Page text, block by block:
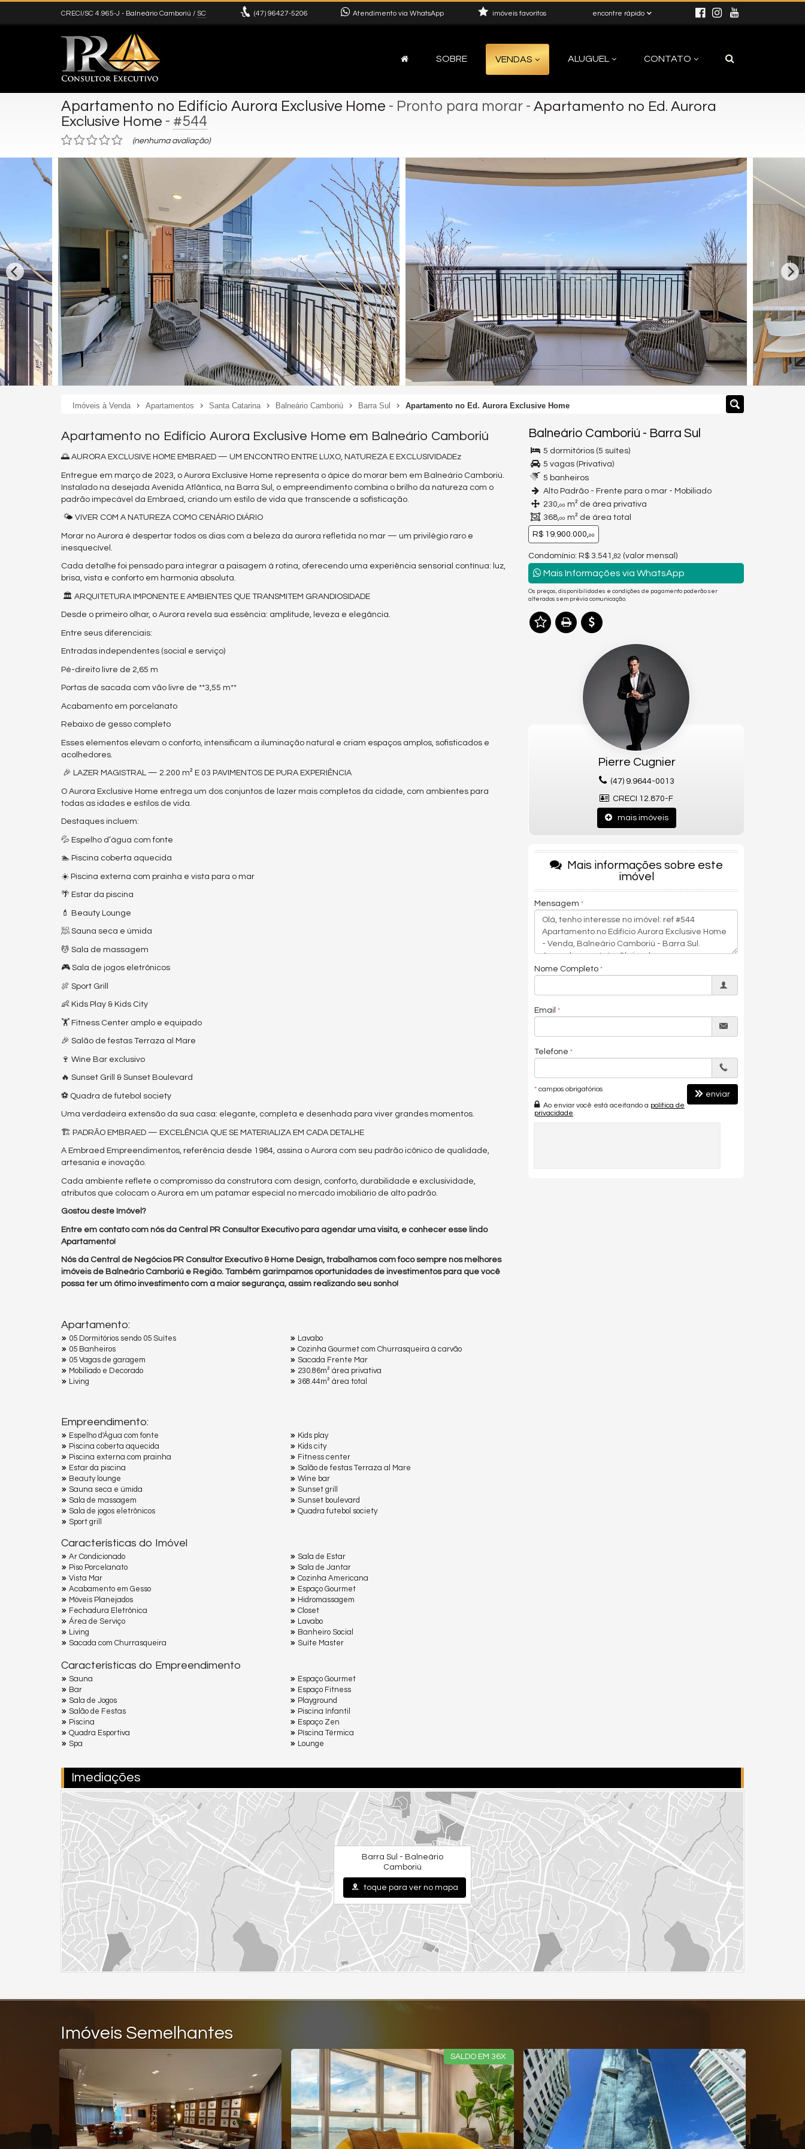
CRECI/SC 4.965-J - Balneário Camboriú / SC (47) 96427-5206 Atendimento via WhatsApp encontre rápido
imóveis favoritos
SOBRE VENDAS ALUGUEL CONTATO
Apartamento no Edifício Aurora Exclusive Home - Pronto para morar - Apartamento no Ed. Aurora
Exclusive Home - #544
(nenhuma avaliação)
Imóveis à Venda Apartamentos Santa Catarina Balneário Camboriú Barra Sul Apartamento no Ed. Aurora Exclusive Home
Apartamento no Edifício Aurora Exclusive Home em Balneário Camboriú
🌅 AURORA EXCLUSIVE HOME EMBRAED — UM ENCONTRO ENTRE LUXO, NATUREZA E EXCLUSIVIDADEz
Entregue em março de 2023, o Aurora Exclusive Home representa o ápice do morar bem em Balneário Camboriú.
Instalado na desejada Avenida Atlântica, na Barra Sul, o empreendimento combina o brilho da natureza com o
padrão impecável da Embraed, criando um estilo de vida que transcende a sofisticação.
🌤️ VIVER COM A NATUREZA COMO CENÁRIO DIÁRIO
Morar no Aurora é despertar todos os dias com a beleza da aurora refletida no mar — um privilégio raro e
inesquecível.
Cada detalhe foi pensado para integrar a paisagem à rotina, oferecendo uma experiência sensorial contínua: luz,
brisa, vista e conforto em harmonia absoluta.
🏛️ ARQUITETURA IMPONENTE E AMBIENTES QUE TRANSMITEM GRANDIOSIDADE
Desde o primeiro olhar, o Aurora revela sua essência: amplitude, leveza e elegância.
Entre seus diferenciais:
Entradas independentes (social e serviço)
Pé-direito livre de 2,65 m
Portas de sacada com vão livre de **3,55 m**
Acabamento em porcelanato
Rebaixo de gesso completo
Esses elementos elevam o conforto, intensificam a iluminação natural e criam espaços amplos, sofisticados e
acolhedores.
🎉 LAZER MAGISTRAL — 2.200 m² E 03 PAVIMENTOS DE PURA EXPERIÊNCIA
O Aurora Exclusive Home entrega um dos conjuntos de lazer mais completos da cidade, com ambientes para
todas as idades e estilos de vida.
Destaques incluem:
💦 Espelho d’água com fonte
🏊 Piscina coberta aquecida
☀️ Piscina externa com prainha e vista para o mar
🌴 Estar da piscina
💄 Beauty Lounge
🧖 Sauna seca e úmida
💆 Sala de massagem
🎮 Sala de jogos eletrônicos
🍖 Sport Grill
👶 Kids Play & Kids City
🏋️ Fitness Center amplo e equipado
🎉 Salão de festas Terraza al Mare
🍷 Wine Bar exclusivo
🔥 Sunset Grill & Sunset Boulevard
⚽ Quadra de futebol society
Uma verdadeira extensão da sua casa: elegante, completa e desenhada para viver grandes momentos.
🏗️ PADRÃO EMBRAED — EXCELÊNCIA QUE SE MATERIALIZA EM CADA DETALHE
A Embraed Empreendimentos, referência desde 1984, assina o Aurora com seu padrão icônico de qualidade,
artesania e inovação.
Cada ambiente reflete o compromisso da construtora com design, conforto, durabilidade e exclusividade,
atributos que colocam o Aurora em um patamar especial no mercado imobiliário de alto padrão.
Gostou deste Imóvel?
Entre em contato com nós da Central PR Consultor Executivo para agendar uma visita, e conhecer esse lindo
Apartamento!
Nós da Central de Negócios PR Consultor Executivo & Home Design, trabalhamos com foco sempre nos melhores
imóveis de Balneário Camboriú e Região. Também garimpamos oportunidades de investimentos para que você
possa ter um ótimo investimento com a maior segurança, assim realizando seu sonho!
Apartamento:
05 Dormitórios sendo 05 Suítes
05 Banheiros
05 Vagas de garagem
Mobiliado e Decorado
Living
Lavabo
Cozinha Gourmet com Churrasqueira à carvão
Sacada Frente Mar
230.86m² área privativa
368.44m² área total
Empreendimento:
Espelho d'Água com fonte
Piscina coberta aquecida
Piscina externa com prainha
Estar da piscina
Beauty lounge
Sauna seca e úmida
Sala de massagem
Sala de jogos eletrônicos
Sport grill
Kids play
Kids city
Fitness center
Salão de festas Terraza al Mare
Wine bar
Sunset grill
Sunset boulevard
Quadra futebol society
Características do Imóvel
Ar Condicionado
Piso Porcelanato
Vista Mar
Acabamento em Gesso
Móveis Planejados
Fechadura Eletrônica
Área de Serviço
Living
Sacada com Churrasqueira
Sala de Estar
Sala de Jantar
Cozinha Americana
Espaço Gourmet
Hidromassagem
Closet
Lavabo
Banheiro Social
Suíte Master
Características do Empreendimento
Sauna
Bar
Sala de Jogos
Salão de Festas
Piscina
Quadra Esportiva
Spa
Espaço Gourmet
Espaço Fitness
Playground
Piscina Infantil
Espaço Zen
Pìscina Térmica
Lounge
Balneário Camboriú - Barra Sul
5 dormitórios (5 suítes)
5 vagas (Privativa)
5 banheiros
Alto Padrão - Frente para o mar - Mobiliado
230,00 m² de área privativa
368,00 m² de área total
R$ 19.900.000,00
Condomínio: R$ 3.541, 82 (valor mensal)
Mais Informações via WhatsApp
Os preços, disponibilidades e condições de pagamento poderão ser
alterados sem prévia comunicação.
Pierre Cugnier
(47) 9.9644-0013
CRECI 12.870-F
mais imóveis
Mais informações sobre este
imóvel
Mensagem
Nome Completo
Email
Telefone
* campos obrigatórios
Ao enviar você está aceitando a política de
privacidade
enviar
Imediações
Barra Sul - Balneário
Camboriú
toque para ver no mapa
Imóveis Semelhantes
SALDO EM 36X